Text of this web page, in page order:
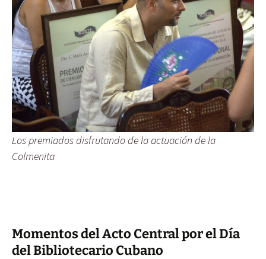
Los premiados disfrutando de la actuación de la
Colmenita
Momentos del Acto Central por el Día
del Bibliotecario Cubano